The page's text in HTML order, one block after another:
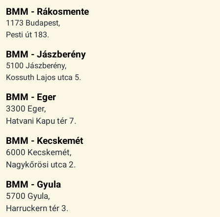
BMM - Rákosmente
1173 Budapest,
Pesti út 183.
BMM - Jászberény
5100 Jászberény,
Kossuth Lajos utca 5.
BMM - Eger
3300 Eger,
Hatvani Kapu tér 7.
BMM - Kecskemét
6000 Kecskemét,
Nagykőrösi utca 2.
BMM - Gyula
5700 Gyula,
Harruckern tér 3.